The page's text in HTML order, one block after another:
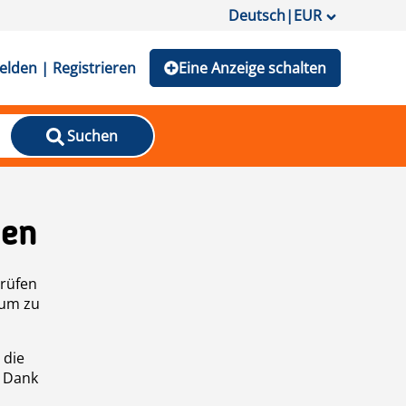
Deutsch|EUR
| Registrieren Eine Anzeige schalten
Suchen
zu
die